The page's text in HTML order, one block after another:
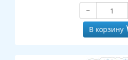
−
В корзину